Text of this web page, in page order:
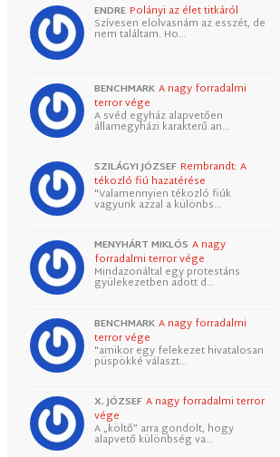
ENDRE Polányi az élet titkáról
Szívesen elolvasnám az esszét, de
nem találtam. Ho…
BENCHMARK A nagy forradalmi
terror vége
A svéd egyház alapvetően
államegyházi karakterű an…
SZILÁGYI JÓZSEF Rembrandt: A
tékozló fiú hazatérése
"Valamennyien tékozló fiúk
vagyunk azzal a különbs…
MENYHÁRT MIKLÓS A nagy
forradalmi terror vége
Mindazonáltal egy protestáns
gyülekezetben adott d…
BENCHMARK A nagy forradalmi
terror vége
"amikor egy felekezet hivatalosan
püspökké választ…
X. JÓZSEF A nagy forradalmi terror
vége
A „költő” arra gondolt, hogy
alapvető különbség va…